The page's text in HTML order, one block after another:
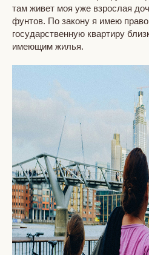
там живет моя уже взрослая
фунтов. По закону я имею
государственную квартиру
имеющим жилья.